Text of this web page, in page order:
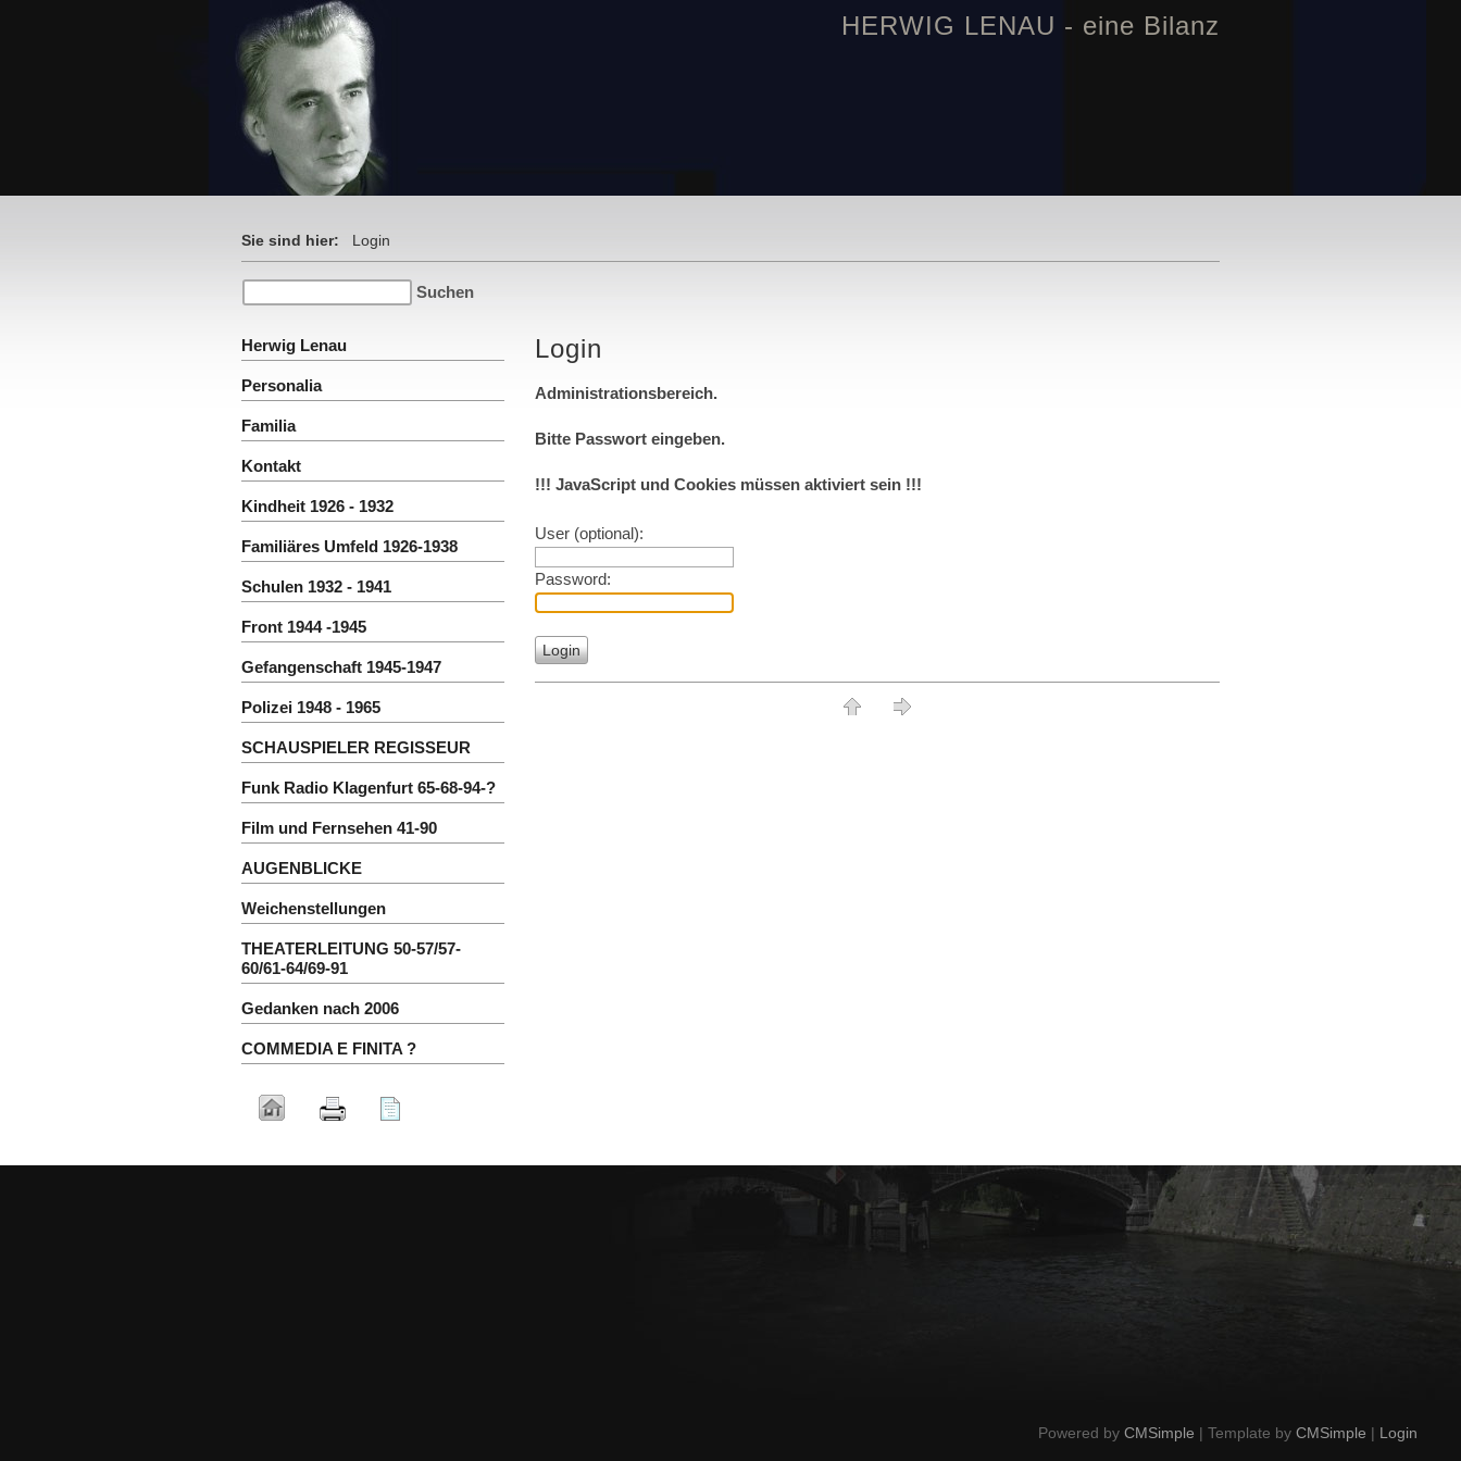
HERWIG LENAU - eine Bilanz
Sie sind hier: Login
Login
Administrationsbereich.
Bitte Passwort eingeben.
!!! JavaScript und Cookies müssen aktiviert sein !!!
User (optional):
Password:
Herwig Lenau
Personalia
Familia
Kontakt
Kindheit 1926 - 1932
Familiäres Umfeld 1926-1938
Schulen 1932 - 1941
Front 1944 -1945
Gefangenschaft 1945-1947
Polizei 1948 - 1965
SCHAUSPIELER REGISSEUR
Funk Radio Klagenfurt 65-68-94-?
Film und Fernsehen 41-90
AUGENBLICKE
Weichenstellungen
THEATERLEITUNG 50-57/57-
60/61-64/69-91
Gedanken nach 2006
COMMEDIA E FINITA ?
Powered by CMSimple | Template by CMSimple | Login